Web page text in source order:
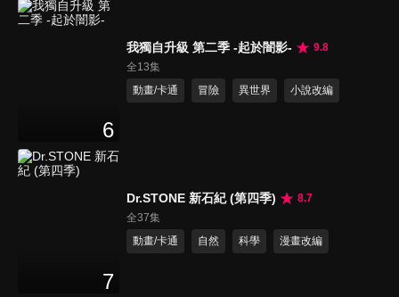
6
我獨自升級 第二季 -起於闇影-
9.8
全13集
動畫/卡通
冒險 異世界 小說改編
7
Dr.STONE 新石紀 (第四季)
8.7
全37集
動畫/卡通
自然 科學 漫畫改編